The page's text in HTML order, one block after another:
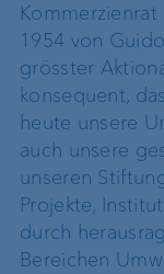
1954 von
grösster
konsequent,
heute unsere
auch unsere
unseren
Projekte,
durch
Bereichen